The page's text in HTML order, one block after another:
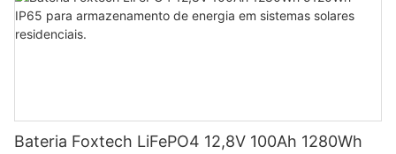
Bateria Foxtech LiFePO4 12,8V 100Ah 1280Wh